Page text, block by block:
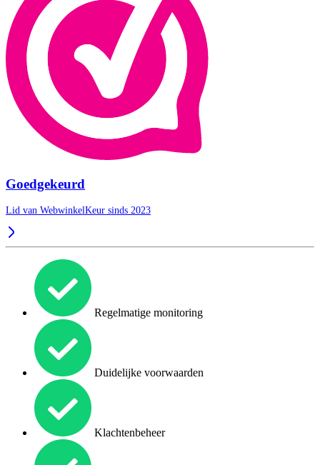
Goedgekeurd
Lid van WebwinkelKeur sinds 2023
Regelmatige monitoring
Duidelijke voorwaarden
Klachtenbeheer